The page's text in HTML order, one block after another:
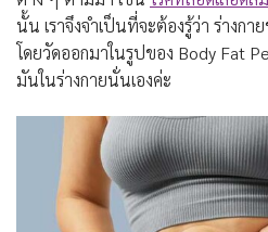
นั้น เราจึงจำเป็นที่จะต้องรู้ว่า ร่างก
โดยวัดออกมาในรูปของ Body Fat
มันในร่างกายนั่นเองค่ะ